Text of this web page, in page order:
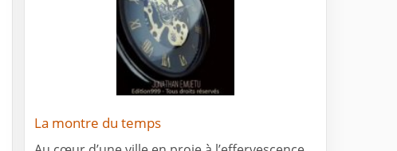
La montre du temps